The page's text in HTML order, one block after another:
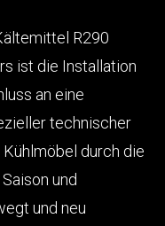
R290
ist die Installation
an eine
technischer
durch die
und
und neu